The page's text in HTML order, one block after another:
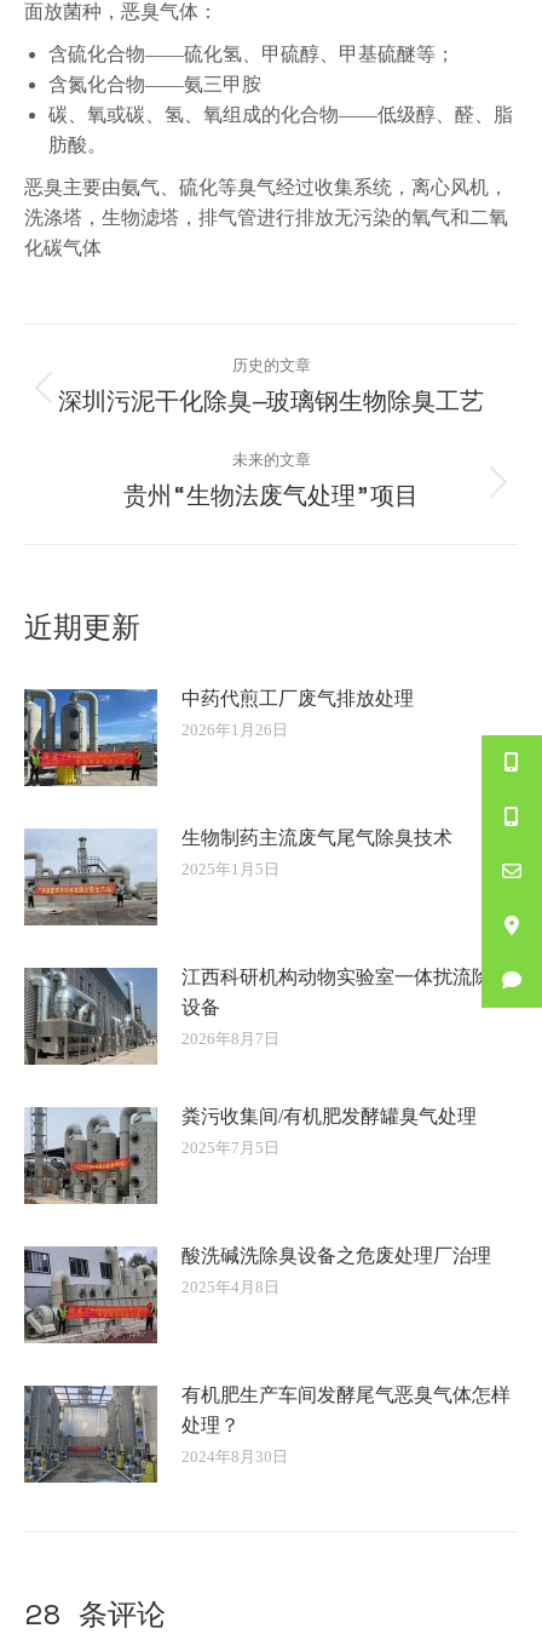
面放菌种，恶臭气体：
含硫化合物——硫化氢、甲硫醇、甲基硫醚等；
含氮化合物——氨三甲胺
碳、氧或碳、氢、氧组成的化合物——低级醇、醛、脂
肪酸。
恶臭主要由氨气、硫化等臭气经过收集系统，离心风机，
洗涤塔，生物滤塔，排气管进行排放无污染的氧气和二氧
化碳气体
章
历史的文章
历
的
文
深圳污泥干化除臭—玻璃钢生物除臭工艺
未来的文章
未
贵州“生物法废气处理”项目
近期更新
中药代煎工厂废气排放处理
2026年1月26日
生物制药主流废气尾气除臭技术
2025年1月5日
江西科研机构动物实验室一体扰流除臭
设备
2026年8月7日
粪污收集间/有机肥发酵罐臭气处理
2025年7月5日
酸洗碱洗除臭设备之危废处理厂治理
2025年4月8日
有机肥生产车间发酵尾气恶臭气体怎样
处理？
2024年8月30日
28 条评论